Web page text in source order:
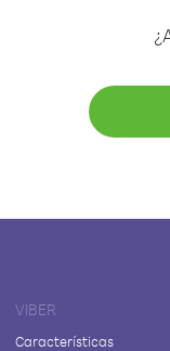
VIBER
Características